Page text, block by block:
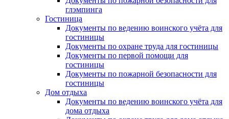
глэмпинга
Гостиница
Документы по ведению воинского учёта для
гостиницы
Документы по охране труда для гостиницы
Документы по первой помощи для
гостиницы
Документы по пожарной безопасности для
гостиницы
Дом отдыха
Документы по ведению воинского учёта для
дома отдыха